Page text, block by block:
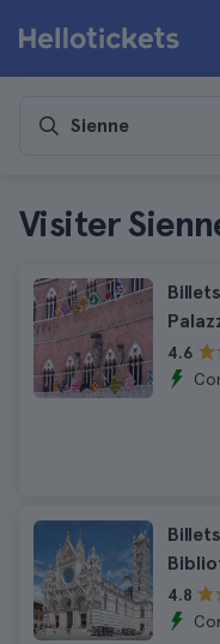
Visiter
4.6
4.8